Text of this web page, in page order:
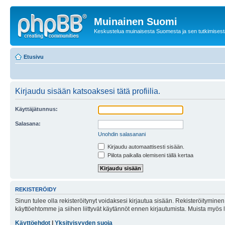
Muinainen Suomi
Keskustelua muinaisesta Suomesta ja sen
Etusivu
Kirjaudu sisään katsoaksesi tätä profiilia.
Käyttäjätunnus:
Salasana:
Unohdin salasanani
Kirjaudu automaattisesti sisään.
Piilota paikalla olemiseni tällä kertaa
REKISTERÖIDY
Sinun tulee olla rekisteröitynyt voidaksesi kirjautua sisään.
käyttöehtomme ja siihen liittyvät käytännöt ennen kirjautumista. Muista
Käyttöehdot
Yksityisyyden suoja